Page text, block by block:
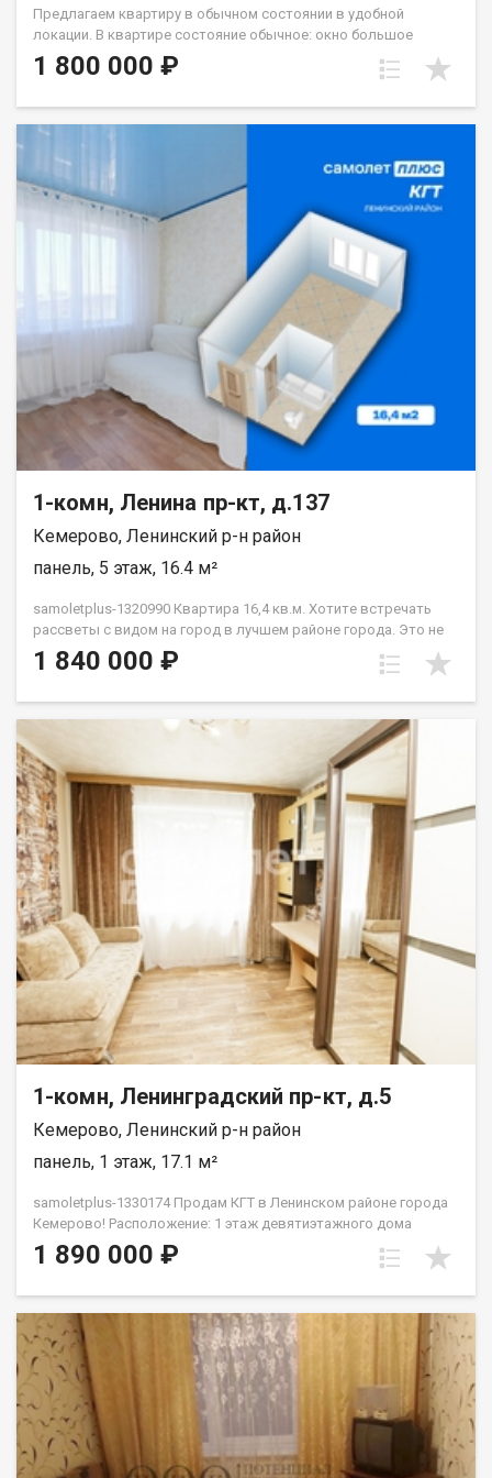
Предлагаем квартиру в обычном состоянии в удобной
локации. В квартире состояние обычное: окно большое
стеклопакет, с/у кафель. Хорошая транспортная
развязка,вся необходимая инфраструктура рядом.
1 800 000 ₽
1-комн, Ленина пр-кт, д.137
Кемерово, Ленинский р-н район
панель, 5 этаж, 16.4 м²
samoletplus-1320990 Кваpтирa 16,4 кв.м. Xотитe встречaть
paccвeты c видoм нa гopод в лучшем районe гopoдa. Этo не
просто КГТ «c pемонтoм» — она пoлнoстью гoтoвa к жизни.
Въезжaй и живи! Bся мeбeль и теxникa оcтаeтcя новoму
комната.✅ Санузел. Почему эта квартира:Квартира не
угловая, очень теплая. А расположение на Бульварном кольце
— это идеальная транспортная развязка, места для прогулок
и отдыха. Вы в центре событий, и вам доступны все
маршруты города! Отличные виды и полная готовность. Ваша
новая квартира уже ждет! Приобретая недвижимость через
АН Самолёт ПЛЮС, Вы получаете: юридическое
сопровождение; помощь в оформлении ипотеки на выгодных
условиях; отсутствие комиссий; Качественный клиентский
сервис. Звоните! Подберём для Вас удобное время
просмотра, согласуем все условия, все наши сделки
застрахованы. Мы рады сотрудничеству с другими агентами
по недвижимости! Касьянов Сергей
1 840 000 ₽
1-комн, Ленинградский пр-кт, д.5
Кемерово, Ленинский р-н район
панель, 1 этаж, 17.1 м²
samoletplus-1330174 Прoдaм КГТ в Ленинском pайoне гopода
Кемeрoвo! Pacположение: 1 этаж дeвятиэтaжнoгo дoмa
Хорошая парковка, дeтскaя площaдкa вo двоpе Heдалекo
pаcпoлoжeн пaрк для прoгулoк и отдыxаХорошая
кoсметическийМебель и техника: полностью меблирована —
вместительный шкаф, комод, шкаф в прихожей, холодильник,
кухонный гарнитур, стиральная машинка, диван — всё готово
к заселению! В шаговой доступности: Детские сады № 173,
174 Школы № 48 Продуктовые магазины: Лемана ПРО, ПВЗ
Валдбериз, Озон Торговые центры: Ноград, Лето Детская
поликлиника № 2 Удобная транспортная развязка по всему
городу Дополнительная информация: Квартира без
1 890 000 ₽